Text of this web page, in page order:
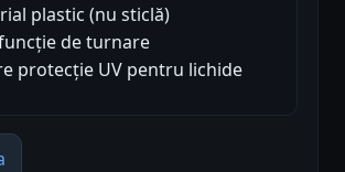
plastic (nu sticlă)
de turnare
protecție UV pentru lichide